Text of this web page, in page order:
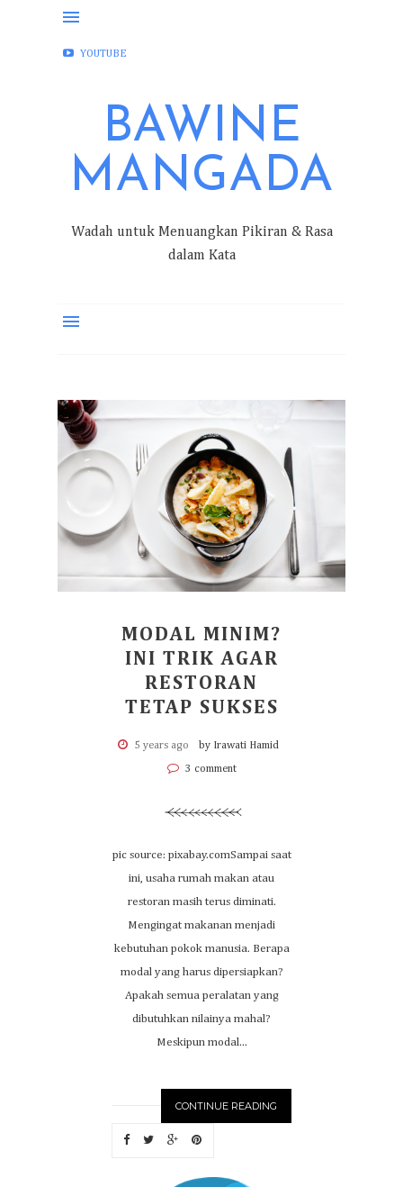
FACEBOOK
YOUTUBE
BAWINE
MANGADA
Wadah untuk Menuangkan Pikiran & Rasa
dalam Kata
MODAL MINIM?
INI TRIK AGAR
RESTORAN
TETAP SUKSES
5 years ago by Irawati Hamid
3 comment
pic source: pixabay.comSampai saat
ini, usaha rumah makan atau
restoran masih terus diminati.
Mengingat makanan menjadi
kebutuhan pokok manusia. Berapa
modal yang harus dipersiapkan?
Apakah semua peralatan yang
dibutuhkan nilainya mahal?
Meskipun modal...
CONTINUE READING